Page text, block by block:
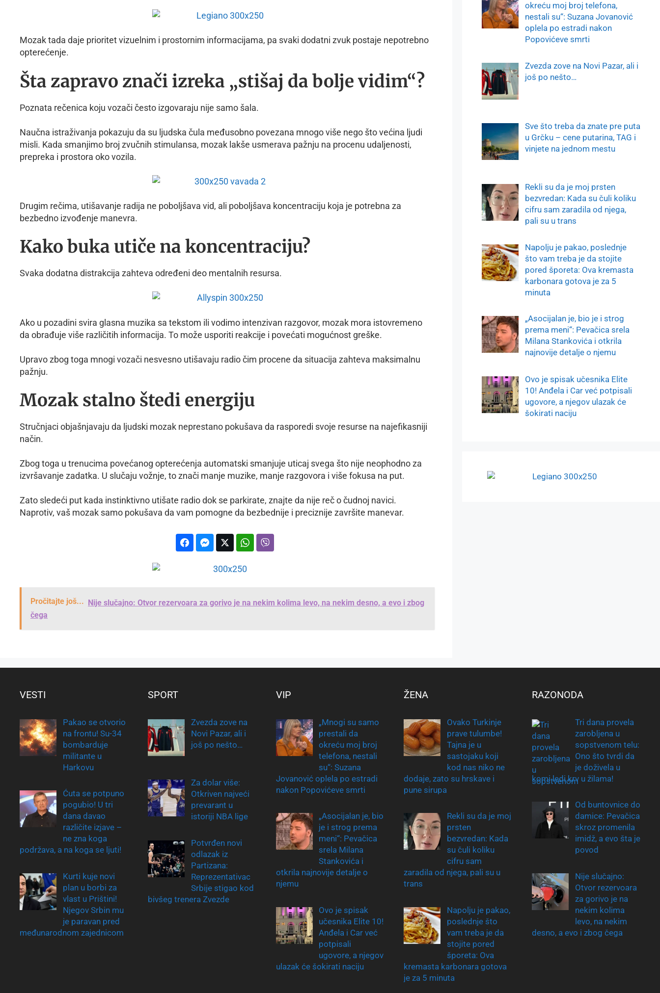
Mozak tada daje prioritet vizuelnim i prostornim informacijama, pa svaki dodatni zvuk postaje nepotrebno
opterećenje.
Šta zapravo znači izreka „stišaj da bolje vidim“?
Poznata rečenica koju vozači često izgovaraju nije samo šala.
Naučna istraživanja pokazuju da su ljudska čula međusobno povezana mnogo više nego što većina ljudi
misli. Kada smanjimo broj zvučnih stimulansa, mozak lakše usmerava pažnju na procenu udaljenosti,
prepreka i prostora oko vozila.
Drugim rečima, utišavanje radija ne poboljšava vid, ali poboljšava koncentraciju koja je potrebna za
bezbedno izvođenje manevra.
Kako buka utiče na koncentraciju?
Svaka dodatna distrakcija zahteva određeni deo mentalnih resursa.
Ako u pozadini svira glasna muzika sa tekstom ili vodimo intenzivan razgovor, mozak mora istovremeno
da obrađuje više različitih informacija. To može usporiti reakcije i povećati mogućnost greške.
Upravo zbog toga mnogi vozači nesvesno utišavaju radio čim procene da situacija zahteva maksimalnu
pažnju.
Mozak stalno štedi energiju
Stručnjaci objašnjavaju da ljudski mozak neprestano pokušava da rasporedi svoje resurse na najefikasniji
način.
Zbog toga u trenucima povećanog opterećenja automatski smanjuje uticaj svega što nije neophodno za
izvršavanje zadatka. U slučaju vožnje, to znači manje muzike, manje razgovora i više fokusa na put.
Zato sledeći put kada instinktivno utišate radio dok se parkirate, znajte da nije reč o čudnoj navici.
Naprotiv, vaš mozak samo pokušava da vam pomogne da bezbednije i preciznije završite manevar.
Pročitajte još... Nije slučajno: Otvor rezervoara za gorivo je na nekim kolima levo, na nekim desno, a evo i zbog
čega
okreću moj broj telefona,
nestali su“: Suzana Jovanović
oplela po estradi nakon
Popovićeve smrti
Zvezda zove na Novi Pazar, ali i
još po nešto…
Sve što treba da znate pre puta
u Grčku – cene putarina, TAG i
vinjete na jednom mestu
Rekli su da je moj prsten
bezvredan: Kada su čuli koliku
cifru sam zaradila od njega,
pali su u trans
Napolju je pakao, poslednje
što vam treba je da stojite
pored šporeta: Ova kremasta
karbonara gotova je za 5
minuta
„Asocijalan je, bio je i strog
prema meni“: Pevačica srela
Milana Stankovića i otkrila
najnovije detalje o njemu
Ovo je spisak učesnika Elite
10! Anđela i Car već potpisali
ugovore, a njegov ulazak će
šokirati naciju
VESTI
Pakao se otvorio
na frontu! Su-34
bombarduje
militante u
Harkovu
Ćuta se potpuno
pogubio! U tri
dana davao
različite izjave –
ne zna koga
podržava, a na koga se ljuti!
Kurti kuje novi
plan u borbi za
vlast u Prištini!
Njegov Srbin mu
je paravan pred
međunarodnom zajednicom
SPORT
Zvezda zove na
Novi Pazar, ali i
još po nešto…
Za dolar više:
Otkriven najveći
prevarant u
istoriji NBA lige
Potvrđen novi
odlazak iz
Partizana:
Reprezentativac
Srbije stigao kod
bivšeg trenera Zvezde
VIP
„Mnogi su samo
prestali da
okreću moj broj
telefona, nestali
su“: Suzana
Jovanović oplela po estradi
nakon Popovićeve smrti
„Asocijalan je, bio
je i strog prema
meni“: Pevačica
srela Milana
Stankovića i
otkrila najnovije detalje o
njemu
Ovo je spisak
učesnika Elite 10!
Anđela i Car već
potpisali
ugovore, a njegov
ulazak će šokirati naciju
ŽENA
Ovako Turkinje
prave tulumbe!
Tajna je u
sastojaku koji
kod nas niko ne
dodaje, zato su hrskave i
pune sirupa
Rekli su da je moj
prsten
bezvredan: Kada
su čuli koliku
cifru sam
zaradila od njega, pali su u
trans
Napolju je pakao,
poslednje što
vam treba je da
stojite pored
šporeta: Ova
kremasta karbonara gotova
je za 5 minuta
RAZONODA
Tri dana provela
zarobljena u
sopstvenom telu:
Ono što tvrdi da
je doživela u
komi ledi krv u žilama!
Od buntovnice do
damice: Pevačica
skroz promenila
imidž, a evo šta je
povod
Nije slučajno:
Otvor rezervoara
za gorivo je na
nekim kolima
levo, na nekim
desno, a evo i zbog čega